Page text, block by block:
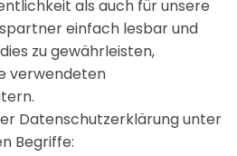
als auch für unsere
einfach lesbar und
zu gewährleisten,
verwendeten
Datenschutzerklärung unter
Begriffe: